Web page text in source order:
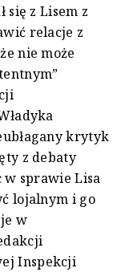
się z Lisem z
relacje z
nie może
krytyk
z debaty
w sprawie Lisa
lojalnym i go
w
Inspekcji